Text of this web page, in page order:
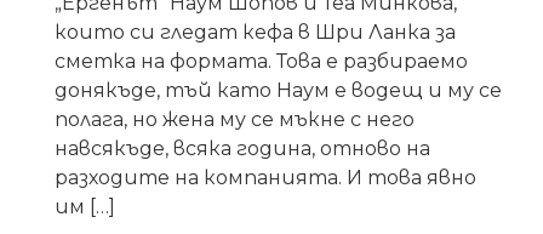
които си гледат кефа в Шри Ланка за
сметка на формата. Това е разбираемо
донякъде, тъй като Наум е водещ и му се
полага, но жена му се мъкне с него
навсякъде, всяка година, отново на
разходите на компанията. И това явно
им […]